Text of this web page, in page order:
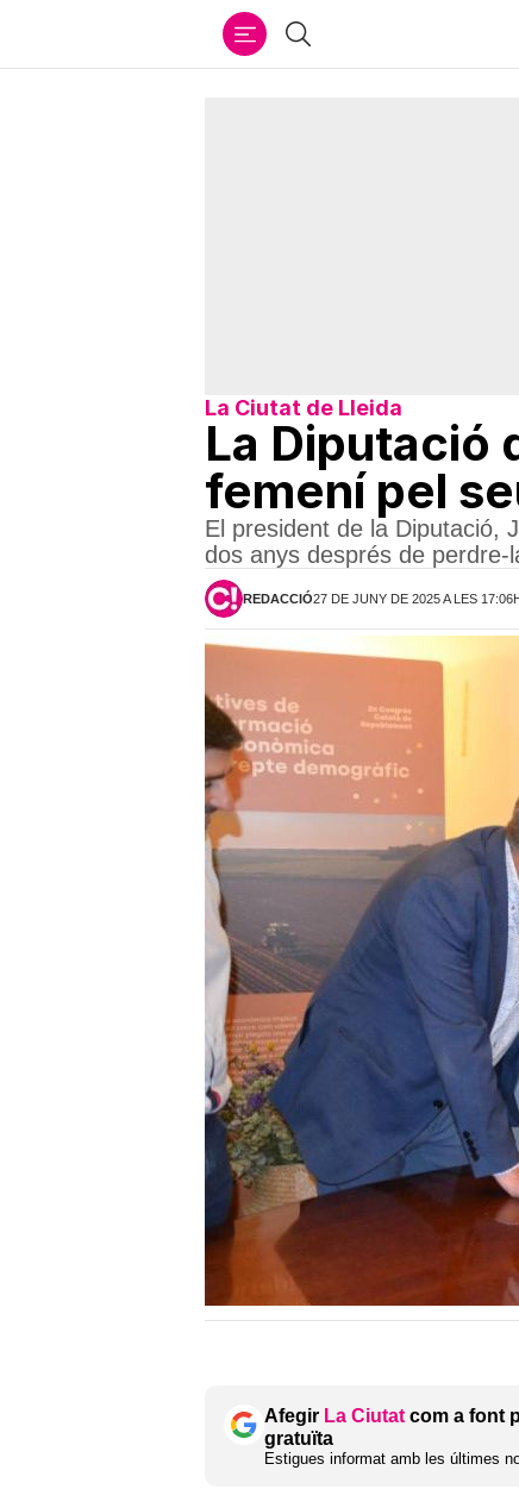
Cercar
La Ciutat de Lleida
La Diputació
femení pel
El president de la Diputació,
dos anys després de perdre-
REDACCIÓ27 DE JUNY DE 2025 A LES
Afegir La Ciutat com a font
gratuïta
Estigues informat amb les últimes